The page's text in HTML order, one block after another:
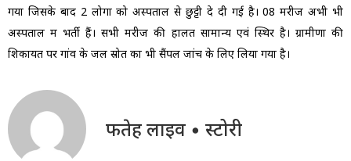
गया जिसके बाद 2 लोगों को अस्पताल से छुट्टी दे दी गई है। 08 मरीज अभी भी
अस्पताल में भर्ती हैं। सभी मरीज की हालत सामान्य एवं स्थिर है। ग्रामीणों की
शिकायत पर गांव के जल स्रोत का भी सैंपल जांच के लिए लिया गया है।
फतेह लाइव • स्टोरी